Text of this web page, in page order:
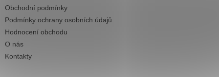
Obchodní podmínky
Podmínky ochrany osobních údajů
Hodnocení obchodu
O nás
Kontakty